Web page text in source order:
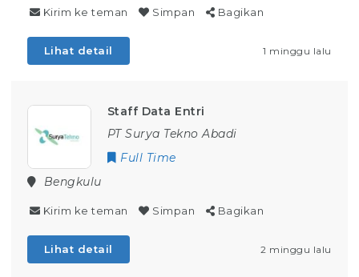
Kirim ke teman Simpan Bagikan
Lihat detail 1 minggu lalu
Staff Data Entri
PT Surya Tekno Abadi
Full Time
Bengkulu
Kirim ke teman Simpan Bagikan
Lihat detail 2 minggu lalu